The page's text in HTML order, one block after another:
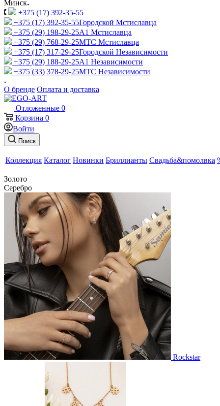
Минск
+375 (17) 392-35-55
+375 (17) 392-35-55Городской Мстиславца
+375 (29) 198-29-25A1 Мстиславца
+375 (29) 768-29-25МТС Мстиславца
+375 (17) 317-29-25Городской Независимости
+375 (29) 188-29-25A1 Независимости
+375 (33) 378-29-25МТС Независимости
О бренде Оплата и доставка
Отложенные 0
Корзина 0
Войти
Поиск
Коллекция Каталог Новинки Бриллианты Свадьба&помолвка
Золото
Серебро
Rockstar